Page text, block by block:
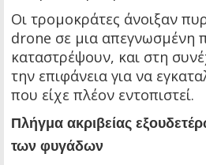
Οι τρομοκράτες άνοιξαν
drone σε μια απεγνωσμένη
καταστρέψουν, και στη
την επιφάνεια για να
που είχε πλέον εντοπιστεί.
Πλήγμα ακριβείας
των φυγάδων